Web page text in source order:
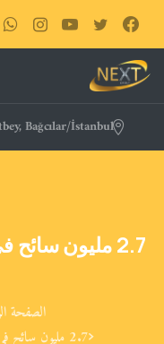
Bağcılar/İstanbul
2.7مليونسائح
الصفحة
2.7 مليون سائح في تركيا خلال الربع الأول من 2021